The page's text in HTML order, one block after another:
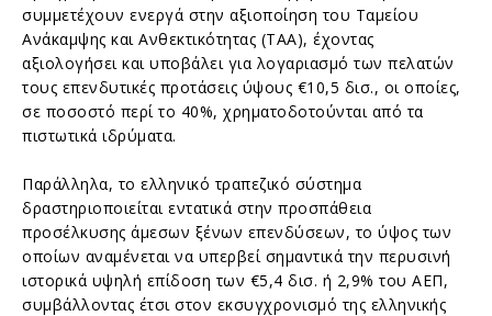
συμμετέχουν ενεργά στην αξιοποίηση του Ταμείου
Ανάκαμψης και Ανθεκτικότητας (ΤΑΑ), έχοντας
αξιολογήσει και υποβάλει για λογαριασμό των πελατών
τους επενδυτικές προτάσεις ύψους €10,5 δισ., οι οποίες,
σε ποσοστό περί το 40%, χρηματοδοτούνται από τα
πιστωτικά ιδρύματα.
Παράλληλα, το ελληνικό τραπεζικό σύστημα
δραστηριοποιείται εντατικά στην προσπάθεια
προσέλκυσης άμεσων ξένων επενδύσεων, το ύψος των
οποίων αναμένεται να υπερβεί σημαντικά την περυσινή
ιστορικά υψηλή επίδοση των €5,4 δισ. ή 2,9% του ΑΕΠ,
συμβάλλοντας έτσι στον εκσυγχρονισμό της ελληνικής